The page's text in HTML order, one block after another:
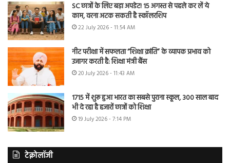
SC छात्रों के लिए बड़ा अपडेट! 15 अगस्त से पहले कर लें ये
काम, वरना अटक सकती है स्कॉलरशिप
22 July 2026 - 11:54 AM
नीट परीक्षा में सफलता “शिक्षा क्रांति” के व्यापक प्रभाव को
उजागर करती है: शिक्षा मंत्री बैंस
20 July 2026 - 11:43 AM
1715 में शुरू हुआ भारत का सबसे पुराना स्कूल, 300 साल बाद
भी दे रहा है हजारों छात्रों को शिक्षा
19 July 2026 - 7:14 PM
टेक्नोलॉजी